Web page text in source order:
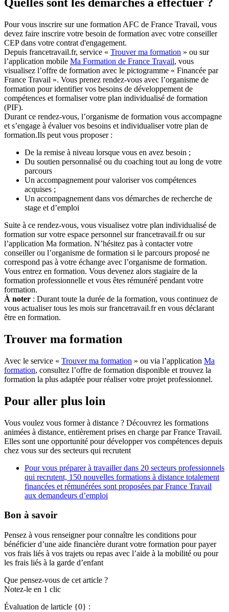
Pour vous inscrire sur une formation AFC de France Travail, vous
devez faire inscrire votre besoin de formation avec votre conseiller
CEP dans votre contrat d'engagement.
Depuis francetravail.fr, service « Trouver ma formation » ou sur
l’application mobile Ma Formation de France Travail, vous
visualisez l’offre de formation avec le pictogramme « Financée par
France Travail ». Vous prenez rendez-vous avec l’organisme de
formation pour identifier vos besoins de développement de
compétences et formaliser votre plan individualisé de formation
(PIF).
Durant ce rendez-vous, l’organisme de formation vous accompagne
et s’engage à évaluer vos besoins et individualiser votre plan de
formation.Ils peut vous proposer :
De la remise à niveau lorsque vous en avez besoin ;
Du soutien personnalisé ou du coaching tout au long de votre
parcours
Un accompagnement pour valoriser vos compétences
acquises ;
Un accompagnement dans vos démarches de recherche de
stage et d’emploi
Suite à ce rendez-vous, vous visualisez votre plan individualisé de
formation sur votre espace personnel sur francetravail.fr ou sur
l’application Ma formation. N’hésitez pas à contacter votre
conseiller ou l’organisme de formation si le parcours proposé ne
correspond pas à votre échange avec l’organisme de formation.
Vous entrez en formation. Vous devenez alors stagiaire de la
formation professionnelle et vous êtes rémunéré pendant votre
formation.
À noter : Durant toute la durée de la formation, vous continuez de
vous actualiser tous les mois sur francetravail.fr en vous déclarant
être en formation.
Trouver ma formation
Avec le service « Trouver ma formation » ou via l’application Ma
formation, consultez l’offre de formation disponible et trouvez la
formation la plus adaptée pour réaliser votre projet professionnel.
Pour aller plus loin
Vous voulez vous former à distance ? Découvrez les formations
animées à distance, entièrement prises en charge par France Travail.
Elles sont une opportunité pour développer vos compétences depuis
chez vous sur des secteurs qui recrutent
Pour vous préparer à travailler dans 20 secteurs professionnels
qui recrutent, 150 nouvelles formations à distance totalement
financées et rémunérées sont proposées par France Travail
aux demandeurs d’emploi
Bon à savoir
Pensez à vous renseigner pour connaître les conditions pour
bénéficier d’une aide financière durant votre formation pour payer
vos frais liés à vos trajets ou repas avec l’aide à la mobilité ou pour
les frais liés à la garde d’enfant
Que pensez-vous de cet article ?
Notez-le en 1 clic
Évaluation de larticle {0} :